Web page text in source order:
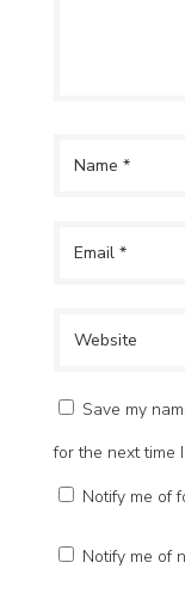
Save my
for the next time
Notify me of
Notify me of